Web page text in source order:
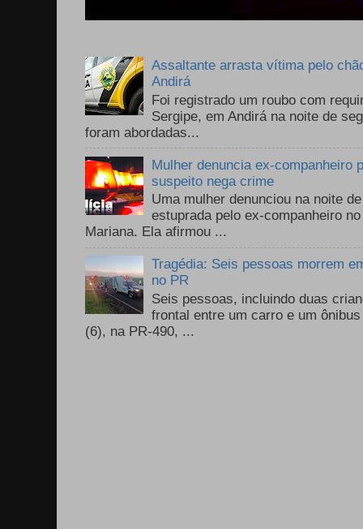
Assaltante arrasta vítima pelo
Andirá
Foi registrado um roubo com
Sergipe, em Andirá na noite de
foram abordadas...
Mulher denuncia ex-companheiro
suspeito nega crime
Uma mulher denunciou na noite
estuprada pelo ex-companheiro
Mariana. Ela afirmou ...
Tragédia: Seis pessoas morrem
no PR
Seis pessoas, incluindo duas
frontal entre um carro e um
(6), na PR-490, ...